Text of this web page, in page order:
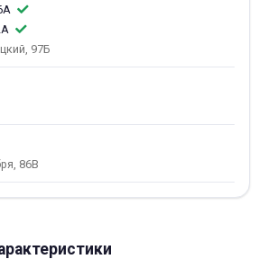
97Б
86В
с вашей карты
2 недели